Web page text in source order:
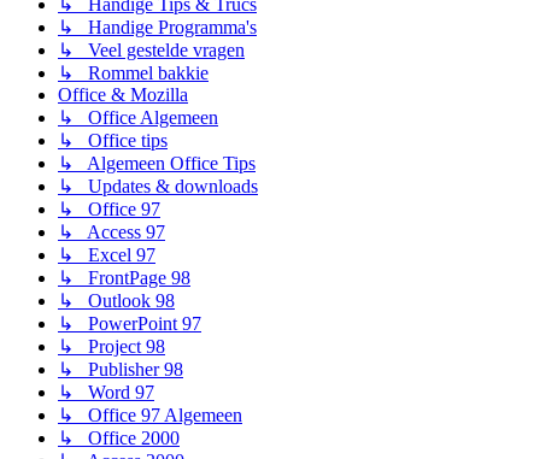
↳ Handige Tips & Trucs
↳ Handige Programma's
↳ Veel gestelde vragen
↳ Rommel bakkie
Office & Mozilla
↳ Office Algemeen
↳ Office tips
↳ Algemeen Office Tips
↳ Updates & downloads
↳ Office 97
↳ Access 97
↳ Excel 97
↳ FrontPage 98
↳ Outlook 98
↳ PowerPoint 97
↳ Project 98
↳ Publisher 98
↳ Word 97
↳ Office 97 Algemeen
↳ Office 2000